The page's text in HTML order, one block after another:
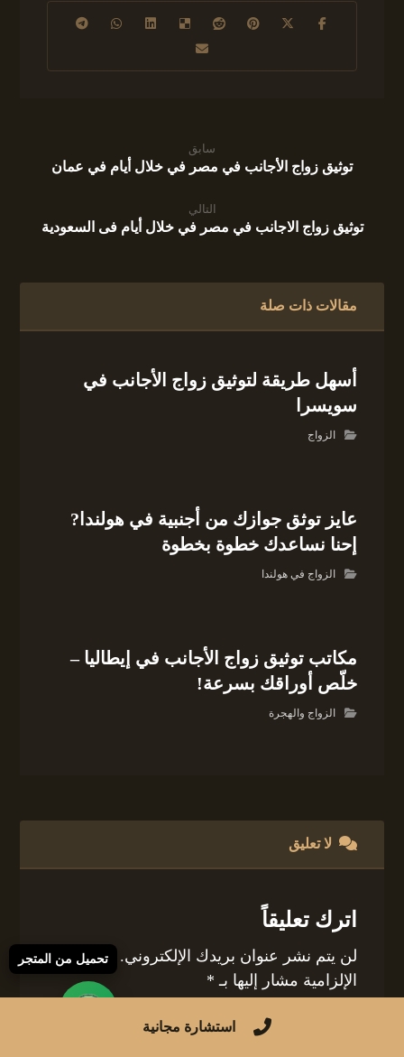
سابق
توثيق زواج الأجانب في مصر في خلال أيام في عمان
التالي
توثيق زواج الاجانب في مصر في خلال أيام فى السعودية
مقالات ذات صلة
أسهل طريقة لتوثيق زواج الأجانب في
سويسرا
الزواج
عايز توثق جوازك من أجنبية في هولندا?
إحنا نساعدك خطوة بخطوة
الزواج في هولندا
مكاتب توثيق زواج الأجانب في إيطاليا –
خلّص أوراقك بسرعة!
الزواج والهجرة
لا تعليق
اترك تعليقاً
لن يتم نشر عنوان بريدك الإلكتروني.
الحقول
الإلزامية مشار إليها بـ *
استشارة مجانية
تحميل من المتجر